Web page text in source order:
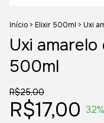
Início > Elixir 500ml > Uxi
Uxi
500ml
R$25,00
R$17,00 32